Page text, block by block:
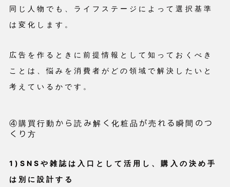
同じ人物でも、ライフステージによって選択基準
は変化します。
広告を作るときに前提情報として知っておくべき
ことは、悩みを消費者がどの領域で解決したいと
考えているかです。
④購買行動から読み解く化粧品が売れる瞬間のつ
くり方
1)SNSや雑誌は入口として活用し、購入の決め手
は別に設計する